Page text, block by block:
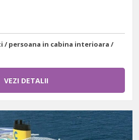
/ persoana in cabina interioara /
VEZI DETALII